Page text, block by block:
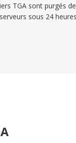
TGA sont purgés
serveurs sous 24